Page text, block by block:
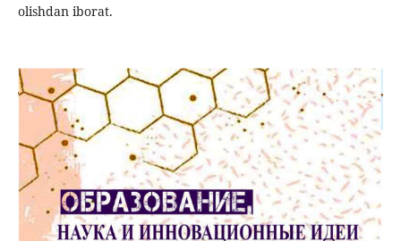
olishdan iborat.